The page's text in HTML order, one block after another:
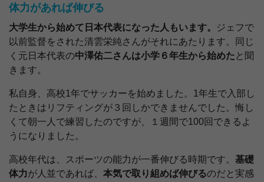
体力があれば伸びる
大学生から始めて日本代表になった人もいます。
ジェフで
以前監督をされた清雲栄純さんがそれにあたります。同じ
く元日本代表の中澤佑二さんは小学６年生から始めた と聞
きます。
私自身、高校1年でサッカーを始めました。1年生で入部し
たときはリフティングが３回しかできませんでした。悔し
くて朝一人で練習したのですが、１週間で100回できるよ
うになりました。
高校年代は、スポーツの能力が一番伸びる時期です。 基礎
体力が人並であれば、 本気で取り組めば伸びるのだと実感